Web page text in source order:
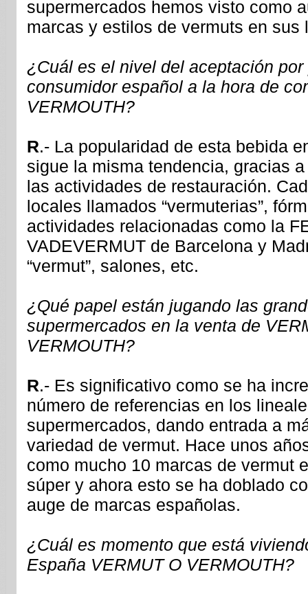
supermercados hemos visto como
marcas y estilos de vermuts en sus
¿Cuál es el nivel del aceptación por
consumidor español a la hora de
VERMOUTH?
R.- La popularidad de esta bebida
sigue la misma tendencia, gracias
las actividades de restauración.
locales llamados “vermuterias”,
actividades relacionadas como la
VADEVERMUT de Barcelona y
“vermut”, salones, etc.
¿Qué papel están jugando las
supermercados en la venta de
VERMOUTH?
R.- Es significativo como se ha
número de referencias en los
supermercados, dando entrada a
variedad de vermut. Hace unos
como mucho 10 marcas de vermut
súper y ahora esto se ha doblado
auge de marcas españolas.
¿Cuál es momento que está
España VERMUT O VERMOUTH?